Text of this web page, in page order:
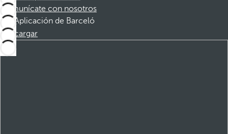
Comunícate con nosotros
Aplicación de Barceló
Descargar